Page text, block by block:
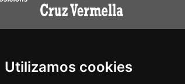
Utilizamos cookies